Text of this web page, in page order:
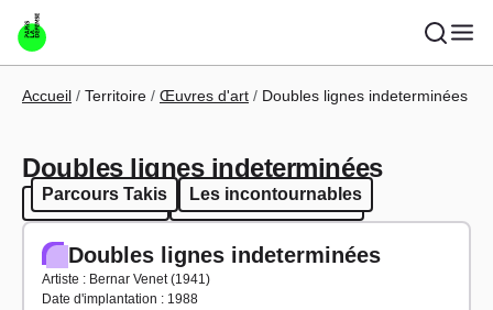
Aller au contenu principal
Fil d'Ariane
Accueil Territoire Œuvres d'art Doubles lignes indeterminées
Doubles lignes indeterminées
Parcours Takis Les incontournables
Parcours Takis Les incontournables
Doubles lignes indeterminées
Artiste : Bernar Venet (1941)
Date d'implantation : 1988